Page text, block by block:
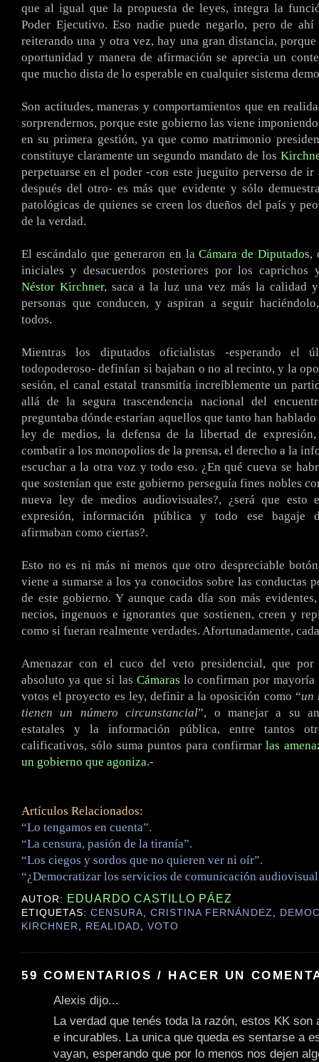
que al igual que la propuesta de leyes, integra la
Poder Ejecutivo. Eso nadie puede negarlo, pero de
reiterando una y otra vez, hay una gran distancia,
oportunidad y manera de afirmación se aprecia un
que mucho dista de lo esperable en cualquier sistema
Son actitudes, maneras y comportamientos que en
sorprendernos, porque este gobierno las viene
en su primera gestión, ya que como matrimonio
constituye claramente un segundo mandato de los
perpetuarse en el poder -con este jueguito perverso de ir
después del otro- es más que evidente y sólo
patológicas de quienes se creen los dueños del país y
de la verdad.
El escándalo que generaron en laCámara de Diputados,
iniciales y desacuerdos posteriores por los caprichos
Néstor Kirchner, saca a la luz una vez más la calidad
personas que conducen, y aspiran a seguir
todos.
Mientras los diputados oficialistas -esperando el
todopoderoso- definían si bajaban o no al recinto, y la
sesión, el canal estatal transmitía increíblemente un
allá de la segura trascendencia nacional del
preguntaba dónde estarían aquellos que tanto han
ley de medios, la defensa de la libertad de
combatir a los monopolios de la prensa, el derecho a la
escuchar a la otra voz y todo eso. ¿En qué cueva se
que sostenían que este gobierno perseguía fines nobles
nueva ley de medios audiovisuales?, ¿será que esto
expresión, información pública y todo ese bagaje
afirmaban como ciertas?.
Esto no es ni más ni menos que otro despreciable
viene a sumarse a los ya conocidos sobre las conductas
de este gobierno. Y aunque cada día son más
necios, ingenuos e ignorantes que sostienen, creen y
como si fueran realmente verdades. Afortunadamente,
Amenazar con el cuco del veto presidencial, que
absoluto ya que si las Cámaras lo confirman por mayoría
votos el proyecto es ley, definir a la oposición como “un
tienen un número circunstancial”, o manejar a su
estatales y la información pública, entre tantos
calificativos, sólo suma puntos para confirmarlas
un gobierno que agoniza.-
Artículos Relacionados:
“Lo tengamos en cuenta”.
“La censura, pasión de la tiranía”.
“Los ciegos y sordos que no quieren ver ni oír”.
“¿Democratizar los servicios de comunicación
AUTOR: EDUARDO CASTILLO PÁEZ
ETIQUETAS:CENSURA,CRISTINA FERNÁNDEZ,
KIRCHNER, REALIDAD,VOTO
59 COMENTARIOS / HACER UN
Alexis dijo...
La verdad que tenés toda la razón, estos KK son
e incurables. La unica que queda es sentarse a
vayan, esperando que por lo menos nos dejen